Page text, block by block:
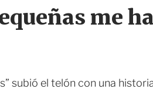
i
o
me
subió el telón con una